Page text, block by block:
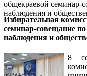
общекраевой семинар-
наблюдения и
Избирательная
семинар-совещание
наблюдения и
8